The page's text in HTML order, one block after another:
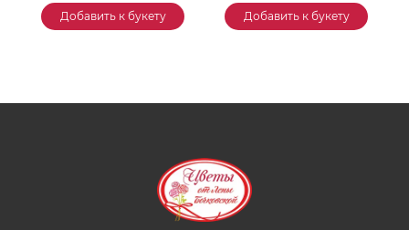
Добавить к букету Добавить к букету